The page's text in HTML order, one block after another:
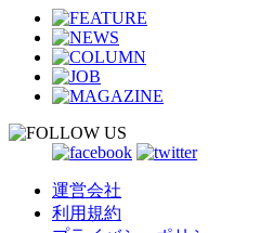
運営会社
利用規約